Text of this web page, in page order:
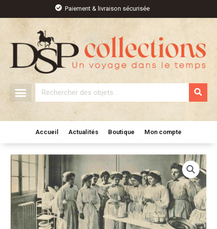
contenu
Paiement & livraison sécurisée
Rechercher
Accueil Actualités Boutique Mon compte